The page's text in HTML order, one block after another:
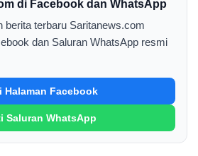
di Facebook dan WhatsApp
berita terbaru Saritanews.com
dan Saluran WhatsApp resmi
Halaman Facebook
Saluran WhatsApp